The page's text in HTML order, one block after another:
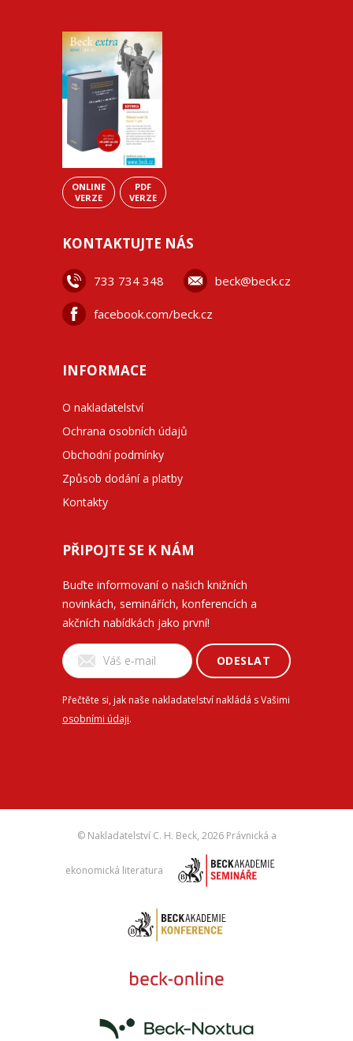
ONLINE
VERZE
PDF
VERZE
KONTAKTUJTE NÁS
733 734 348 beck@beck.cz
facebook.com/beck.cz
INFORMACE
O nakladatelství
Ochrana osobních údajů
Obchodní podmínky
Způsob dodání a platby
Kontakty
PŘIPOJTE SE K NÁM
Buďte informovaní o našich knižních
novinkách, seminářích, konferencích a
akčních nabídkách jako první!
ODESLAT
Přečtěte si, jak naše nakladatelství nakládá s Vašimi
osobními údaji.
© Nakladatelství C. H. Beck, 2026 Právnická a
ekonomická literatura